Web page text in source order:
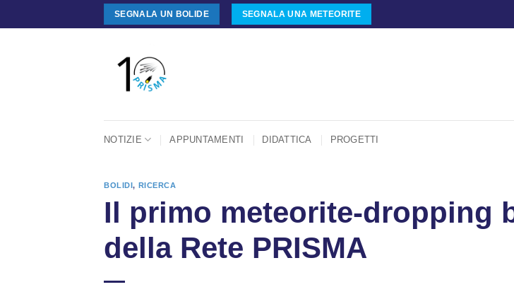
ai
SEGNALA UN BOLIDE SEGNALA UNA METEORITE
NOTIZIE APPUNTAMENTI DIDATTICA PROGETTI
BOLIDI, RICERCA
Il primo meteorite-dropping
della Rete PRISMA